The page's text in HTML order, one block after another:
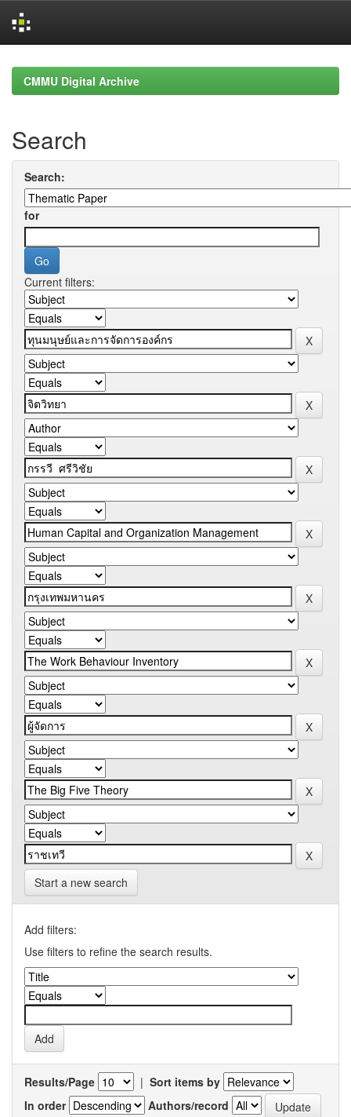
navigationCMMU Digital Archive
Search
Search:
for
Current filters:
Start a new search
Add filters:
Use filters to refine the search results.
Results/Page | Sort items by
In order
Authors/record